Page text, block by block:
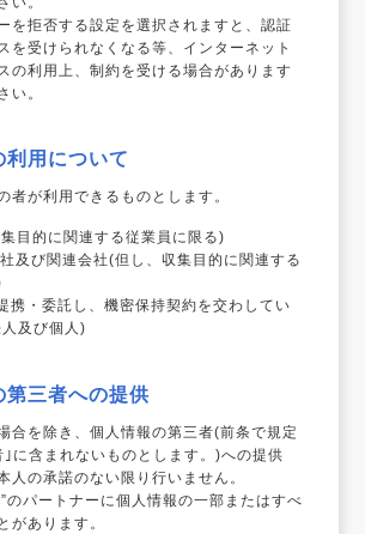
を拒否する設定を選択されますと、認証
を受けられなくなる等、インターネット
の利用上、制約を受ける場合があります
い。
用について
者が利用できるものとします。
目的に関連する従業員に限る)
及び関連会社(但し、収集目的に関連する
携・委託し、機密保持契約を交わしてい
及び個人)
第三者への提供
合を除き、個人情報の第三者(前条で規定
に含まれないものとします。)への提供
人の承諾のない限り行いません。
のパートナーに個人情報の一部またはすべ
があります。